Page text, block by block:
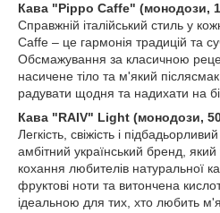
Кава "Pippo Caffe" (монодози,
Справжній італійський стиль у
Caffe – це гармонія традицій та
Обсмажування за класичною
насичене тіло та м'який
радувати щодня та надихати на
Кава "RAIV" Light (монодози,
Легкість, свіжість і
амбітний український бренд,
кохання любителів натуральної
фруктові ноти та витончена
ідеальною для тих, хто любить